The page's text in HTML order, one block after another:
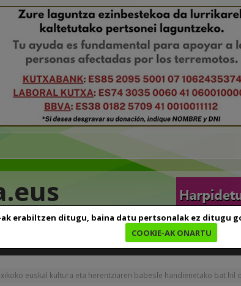
ak erabiltzen ditugu, baina datu pertsonalak ez ditugu
COOKIE-AK ONARTU
Euskara ikasten
euskal kultura eta herentziaren babesle handienetako bat hil